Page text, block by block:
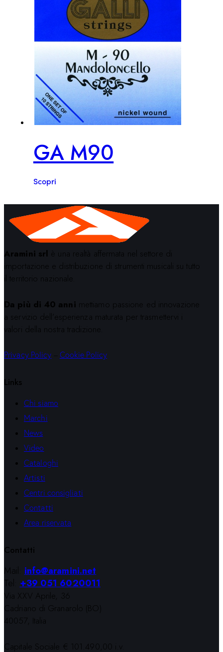
GA M90
Scopri
Aramini srl è una realtà affermata nel settore di
importazione e distribuzione di strumenti musicali su tutto
il territorio nazionale.
Da più di 40 anni mettiamo passione ed innovazione
a servizio dell’esperienza maturata per trasmettervi i
valori della nostra tradizione.
Privacy Policy Cookie Policy
Links
Chi siamo
Marchi
News
Video
Cataloghi
Artisti
Centri consigliati
Contatti
Area riservata
Contatti
Mail:info@aramini.net
Tel:+39 051 6020011
Via XXV Aprile, 36
Cadriano di Granarolo (BO)
40057, Italia
Capitale Sociale € 101.490,00 i.v.